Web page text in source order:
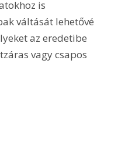
is
váltását lehetővé
az eredetibe
vagy csapos